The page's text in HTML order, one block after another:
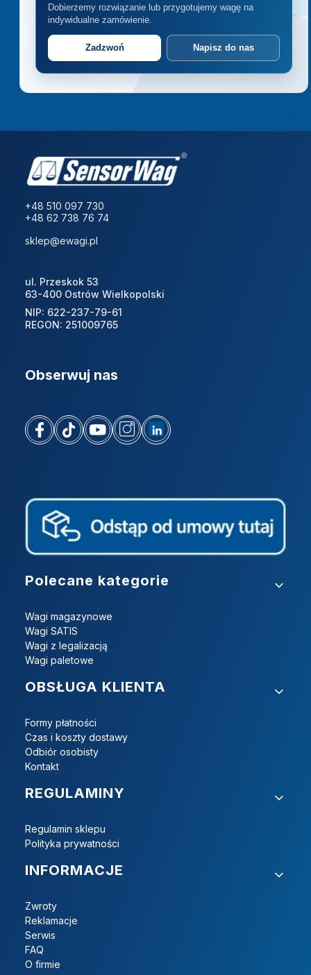
Dobierzemy rozwiązanie lub przygotujemy wagę na
indywidualne zamówienie.
Zadzwoń Napisz do nas
+48 510 097 730
+48 62 738 76 74
sklep@ewagi.pl
ul. Przeskok 53
63-400 Ostrów Wielkopolski
NIP: 622-237-79-61
REGON: 251009765
Obserwuj nas
Linki w stopce
Polecane kategorie
Wagi magazynowe
Wagi SATIS
Wagi z legalizacją
Wagi paletowe
OBSŁUGA KLIENTA
Formy płatności
Czas i koszty dostawy
Odbiór osobisty
Kontakt
REGULAMINY
Regulamin sklepu
Polityka prywatności
INFORMACJE
Zwroty
Reklamacje
Serwis
FAQ
O firmie